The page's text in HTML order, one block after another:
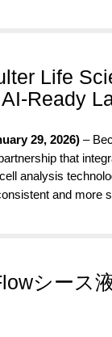
Life
Ready
29, 2026) –
that
analysis
and more
シース